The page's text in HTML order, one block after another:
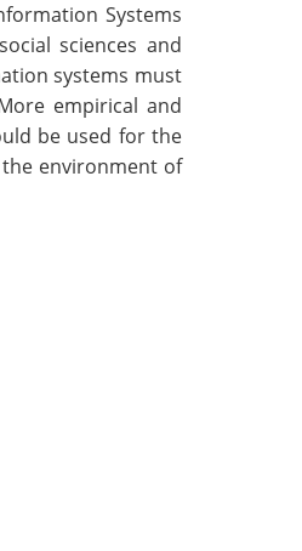
Systems
sciences and
systems must
empirical and
be used for the
environment of